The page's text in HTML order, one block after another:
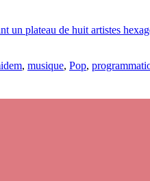
plateau de huit artistes
, musique, Pop,